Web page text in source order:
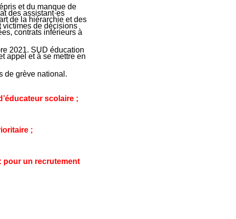
et du manque de
des assistant·es
de la hiérarchie et des
victimes de décisions
contrats inférieurs à
2021. SUD éducation
appel et à se mettre en
de grève national.
scolaire ;
;
pour un recrutement